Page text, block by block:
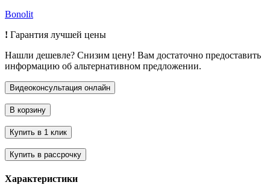
Bonolit
! Гарантия лучшей цены
Нашли дешевле? Снизим цену! Вам достаточно предоставить
информацию об альтернативном предложении.
Характеристики